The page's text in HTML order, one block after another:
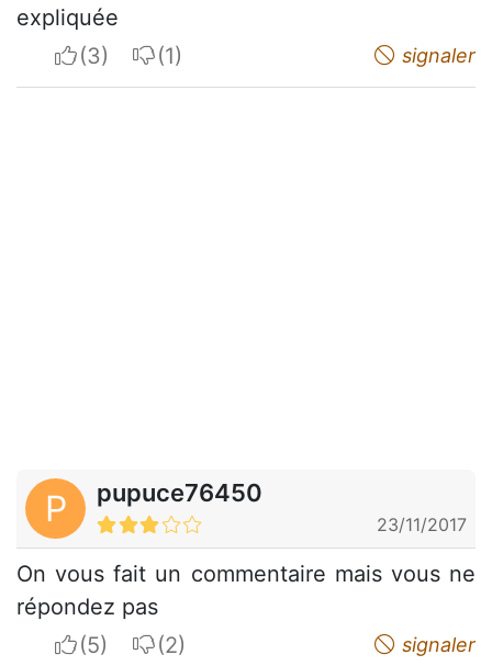
expliquée
I apreciateI do not appreciate signaler
P pupuce76450
23/11/2017
On vous fait un commentaire mais vous ne
répondez pas
I apreciateI do not appreciate signaler